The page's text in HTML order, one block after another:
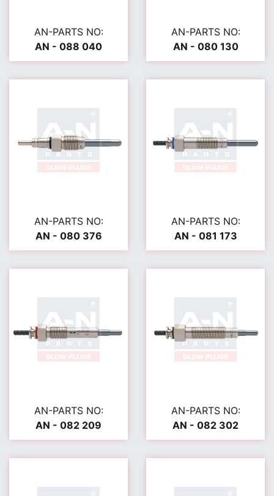
AN-PARTS NO:
AN - 088 040
AN-PARTS NO:
AN - 080 130
AN-PARTS NO:
AN - 080 376
AN-PARTS NO:
AN - 081 173
AN-PARTS NO:
AN - 082 209
AN-PARTS NO:
AN - 082 302